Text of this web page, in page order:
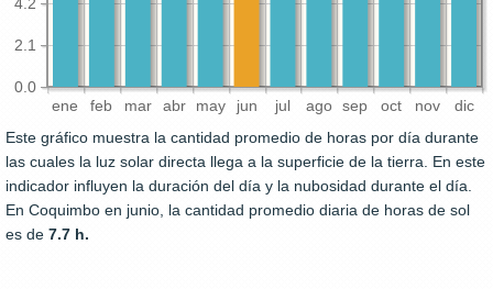
ene feb mar abr may jun jul ago sep oct nov dic
0.0
2.1
4.2
Este gráfico muestra la cantidad promedio de horas por día durante
las cuales la luz solar directa llega a la superficie de la tierra. En este
indicador influyen la duración del día y la nubosidad durante el día.
En Coquimbo en junio, la cantidad promedio diaria de horas de sol
es de 7.7 h.